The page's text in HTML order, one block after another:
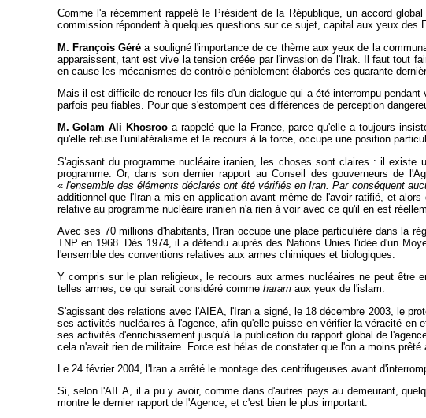
Comme l'a récemment rappelé le Président de la République, un accord
commission répondent à quelques questions sur ce sujet, capital aux yeux des
M. François Géré a souligné l'importance de ce thème aux yeux de la
apparaissent, tant est vive la tension créée par l'invasion de l'Irak. Il faut tout
en cause les mécanismes de contrôle péniblement élaborés ces quarante
Mais il est difficile de renouer les fils d'un dialogue qui a été interrompu
parfois peu fiables. Pour que s'estompent ces différences de perception
M. Golam Ali Khosroo a rappelé que la France, parce qu'elle a toujours
qu'elle refuse l'unilatéralisme et le recours à la force, occupe une position
S'agissant du programme nucléaire iranien, les choses sont claires : il
programme. Or, dans son dernier rapport au Conseil des gouverneurs de
« l'ensemble des éléments déclarés ont été vérifiés en Iran. Par conséquent
additionnel que l'Iran a mis en application avant même de l'avoir ratifié, et
relative au programme nucléaire iranien n'a rien à voir avec ce qu'il en est
Avec ses 70 millions d'habitants, l'Iran occupe une place particulière dans la
TNP en 1968. Dès 1974, il a défendu auprès des Nations Unies l'idée d'un
l'ensemble des conventions relatives aux armes chimiques et biologiques.
Y compris sur le plan religieux, le recours aux armes nucléaires ne peut être
telles armes, ce qui serait considéré comme haramaux yeux de l'islam.
S'agissant des relations avec l'AIEA, l'Iran a signé, le 18 décembre 2003, le
ses activités nucléaires à l'agence, afin qu'elle puisse en vérifier la véracité en
ses activités d'enrichissement jusqu'à la publication du rapport global de
cela n'avait rien de militaire. Force est hélas de constater que l'on a moins
Le 24 février 2004, l'Iran a arrêté le montage des centrifugeuses avant
Si, selon l'AIEA, il a pu y avoir, comme dans d'autres pays au demeurant,
montre le dernier rapport de l'Agence, et c'est bien le plus important.